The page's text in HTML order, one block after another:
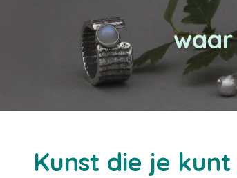
Kunst die je kunt